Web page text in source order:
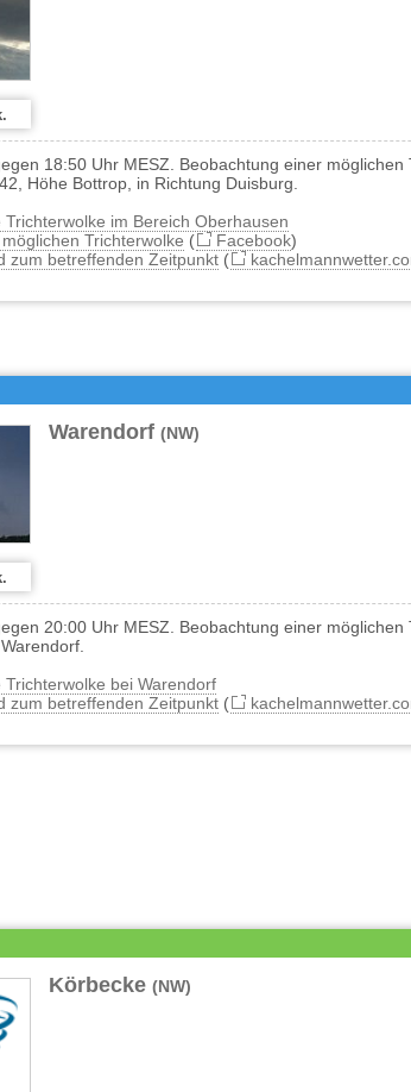
18:50 Uhr MESZ. Beobachtung einer möglichen
Höhe Bottrop, in Richtung Duisburg.
Trichterwolke im Bereich Oberhausen
Trichterwolke ( Facebook)
zum betreffenden Zeitpunkt(
Warendorf (NW)
20:00 Uhr MESZ. Beobachtung einer
Trichterwolke bei Warendorf
zum betreffenden Zeitpunkt(
Körbecke (NW)